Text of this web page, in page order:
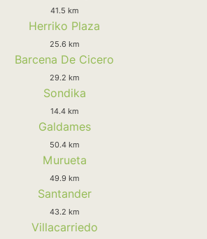
41.5 km
Herriko Plaza
25.6 km
Barcena De Cicero
29.2 km
Sondika
14.4 km
Galdames
50.4 km
Murueta
49.9 km
Santander
43.2 km
Villacarriedo